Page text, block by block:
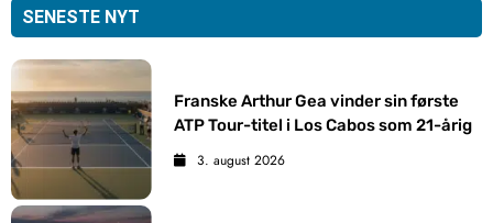
SENESTE NYT
Franske Arthur Gea vinder sin første
ATP Tour-titel i Los Cabos som 21-årig
3. august 2026